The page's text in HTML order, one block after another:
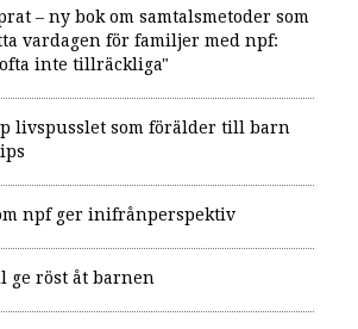
– ny bok om samtalsmetoder som
vardagen för familjer med npf:
inte tillräckliga"
livspusslet som förälder till barn
npf ger inifrånperspektiv
ge röst åt barnen